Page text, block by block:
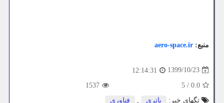
منبع: aero-space.ir
1399/10/23
12:14:31
0.0
/
5
1537
تگهای خبر:
باتری , فناوری